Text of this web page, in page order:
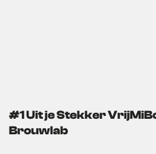
#1 Uit je Stekker
Brouwlab